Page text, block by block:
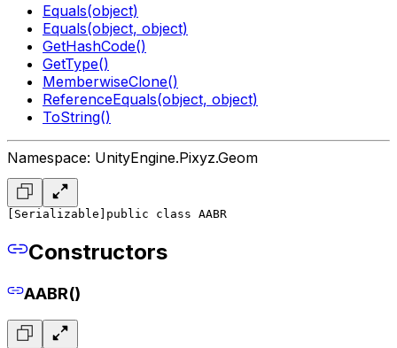
Equals(object)
Equals(object, object)
GetHashCode()
GetType()
MemberwiseClone()
ReferenceEquals(object, object)
ToString()
Namespace: UnityEngine.Pixyz.Geom
[Serializable] public class AABR
Constructors
AABR()